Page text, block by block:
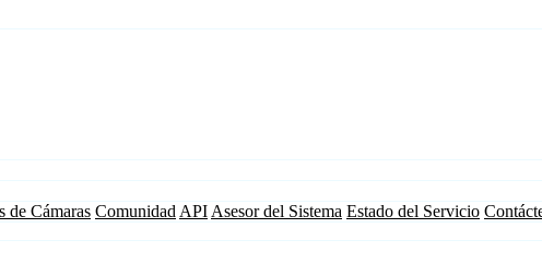
de Cámaras Comunidad API Asesor del Sistema Estado del Servicio